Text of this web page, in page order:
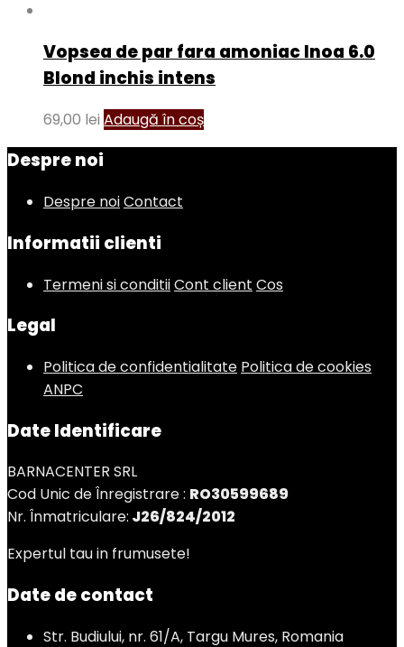
Vopsea de par fara amoniac Inoa 6.0
Blond inchis intens
69,00 lei Adaugă în coș
Despre noi
Despre noiContact
Informatii clienti
Termeni si conditiiCont client Cos
Legal
Politica de confidentialitate Politica de cookies
ANPC
Date Identificare
BARNACENTER SRL
Cod Unic de Înregistrare : RO30599689
Nr. Înmatriculare: J26/824/2012
Expertul tau in frumusete!
Date de contact
Str. Budiului, nr. 61/A, Targu Mures, Romania